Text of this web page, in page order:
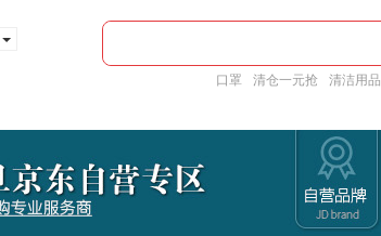
口罩 清仓一元抢 清洁用品